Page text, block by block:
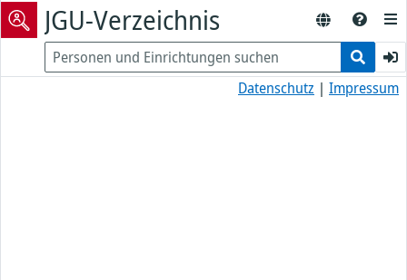
JGU-Verzeichnis
Datenschutz | Impressum